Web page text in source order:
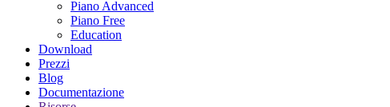
Piano Advanced
Piano Free
Education
Download
Prezzi
Blog
Documentazione